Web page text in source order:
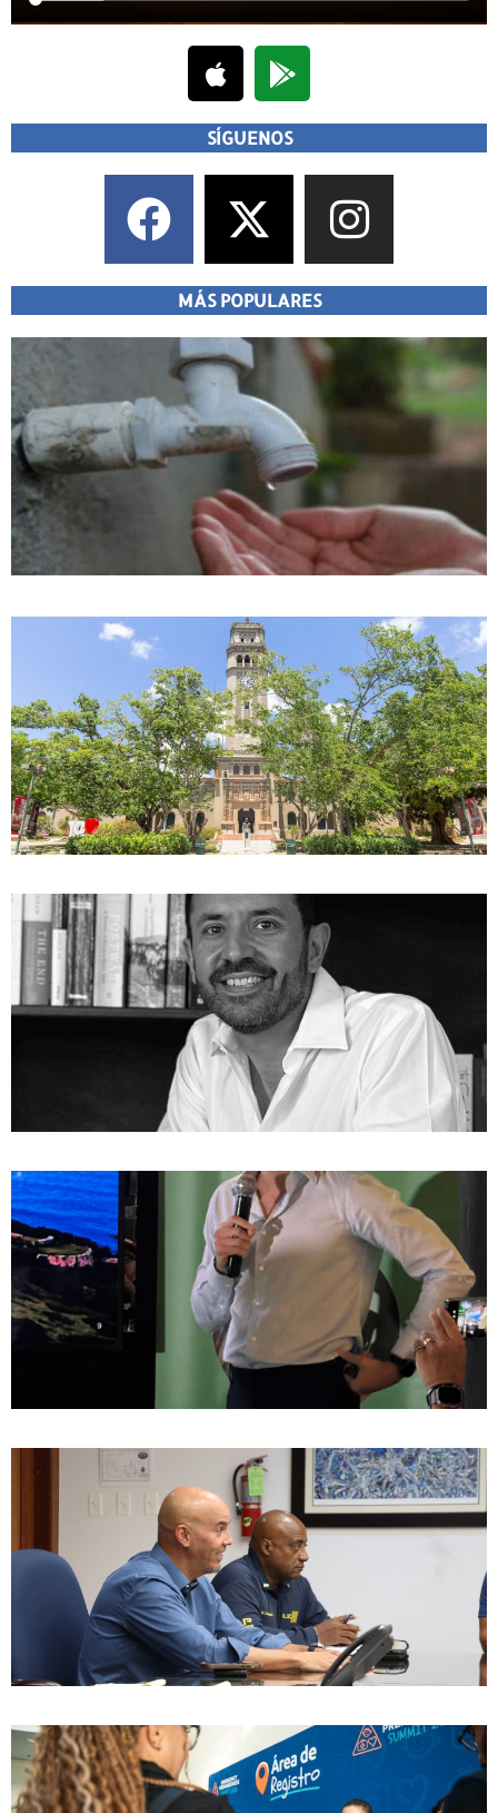
SÍGUENOS
MÁS POPULARES